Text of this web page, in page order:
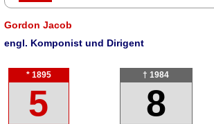
Gordon Jacob
engl. Komponist und Dirigent
* 1895
5
† 1984
8